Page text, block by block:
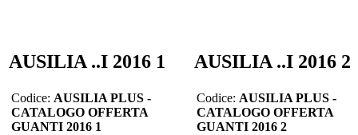
AUSILIA ..I 2016 1
Codice: AUSILIA PLUS -
CATALOGO OFFERTA
GUANTI 2016 1
AUSILIA ..I 2016 2
Codice: AUSILIA PLUS -
CATALOGO OFFERTA
GUANTI 2016 2